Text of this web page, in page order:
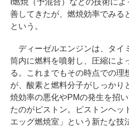
I燃焼（予混合）などの技術に
善してきたが、燃焼効率でみる
という。
ディーゼルエンジンは、タイ
筒内に燃料を噴射し、圧縮によ
る。これまでもその時点での理
が、酸素と燃料分子がしっかり
焼効率の悪化やPMの発生を招
たのがピストン。ピストンヘッ
エッグ燃焼室」という新たな技